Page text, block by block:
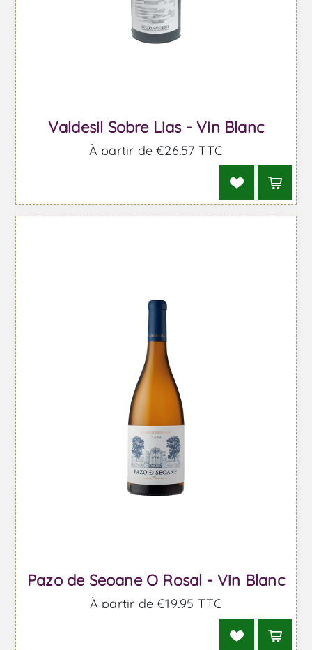
Valdesil Sobre Lias - Vin Blanc
À partir de €26,57 TTC
Pazo de Seoane O Rosal - Vin Blanc
À partir de €19,95 TTC